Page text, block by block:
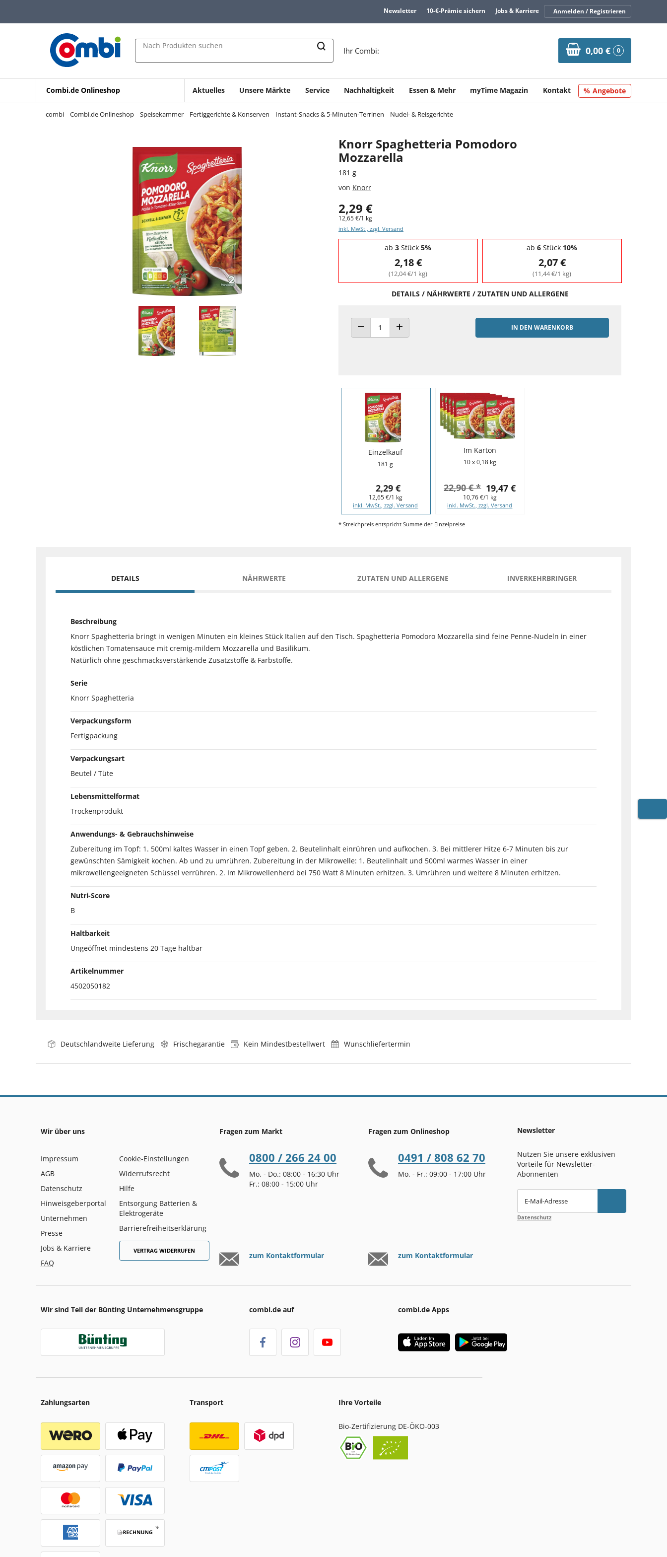
Zur Navigation springen
Zur Suche springen
Newsletter 10-€-Prämie sichern Jobs & Karriere Anmelden / Registrieren
Nach Produkten suchen
Ihr Combi: 0,00 € 0
Combi.de Onlineshop Aktuelles Unsere Märkte Service Nachhaltigkeit Essen & Mehr myTime Magazin Kontakt Angebote
combi Combi.de Onlineshop Speisekammer Fertiggerichte & Konserven Instant-Snacks & 5-Minuten-Terrinen Nudel- & Reisgerichte
Knorr Spaghetteria Pomodoro
Mozzarella
181 g
von Knorr
2,29 €
12,65 €/1 kg
inkl. MwSt., zzgl. Versand
Staffelpreise - Mengenrabatt
ab 3 Stück 5%
2,18 €
(12,04 €/1 kg)
ab 6 Stück 10%
2,07 €
(11,44 €/1 kg)
DETAILS / NÄHRWERTE / ZUTATEN UND ALLERGENE
ANZAHL VERRINGERNANZAHL ERHÖHEN
IN DEN WARENKORB
Einzelkauf
181 g
2,29 €
12,65 €/1 kg
inkl. MwSt., zzgl. Versand
Im Karton
10 x 0,18 kg
19,47 €
22,90 € *
10,76 €/1 kg
inkl. MwSt., zzgl. Versand
* Streichpreis entspricht Summe der Einzelpreise
DETAILS NÄHRWERTE ZUTATEN UND ALLERGENE INVERKEHRBRINGER
Beschreibung
Knorr Spaghetteria bringt in wenigen Minuten ein kleines Stück Italien auf den Tisch. Spaghetteria Pomodoro Mozzarella sind feine Penne-Nudeln in einer
köstlichen Tomatensauce mit cremig-mildem Mozzarella und Basilikum.
Natürlich ohne geschmacksverstärkende Zusatzstoffe & Farbstoffe.
Serie
Knorr Spaghetteria
Verpackungsform
Fertigpackung
Verpackungsart
Beutel / Tüte
Lebensmittelformat
Trockenprodukt
Anwendungs- & Gebrauchshinweise
Zubereitung im Topf: 1. 500ml kaltes Wasser in einen Topf geben. 2. Beutelinhalt einrühren und aufkochen. 3. Bei mittlerer Hitze 6-7 Minuten bis zur
gewünschten Sämigkeit kochen. Ab und zu umrühren. Zubereitung in der Mikrowelle: 1. Beutelinhalt und 500ml warmes Wasser in einer
mikrowellengeeigneten Schüssel verrühren. 2. Im Mikrowellenherd bei 750 Watt 8 Minuten erhitzen. 3. Umrühren und weitere 8 Minuten erhitzen.
Nutri-Score
B
Haltbarkeit
Ungeöffnet mindestens 20 Tage haltbar
Artikelnummer
4502050182
Deutschlandweite Lieferung Frischegarantie Kein Mindestbestellwert Wunschliefertermin
Wir über uns
Impressum
AGB
Datenschutz
Hinweisgeberportal
Unternehmen
Presse
Jobs & Karriere
FAQ
Cookie-Einstellungen
Widerrufsrecht
Hilfe
Entsorgung Batterien &
Elektrogeräte
Barrierefreiheitserklärung
VERTRAG WIDERRUFEN
Fragen zum Markt
0800 / 266 24 00
Mo. - Do.: 08:00 - 16:30 Uhr
Fr.: 08:00 - 15:00 Uhr
zum Kontaktformular
Fragen zum Onlineshop
0491 / 808 62 70
Mo. - Fr.: 09:00 - 17:00 Uhr
zum Kontaktformular
Newsletter
Nutzen Sie unsere exklusiven
Vorteile für Newsletter-
Abonnenten
E-Mail-Adresse
Datenschutz
Wir sind Teil der Bünting Unternehmensgruppe combi.de auf combi.de Apps
Zahlungsarten Transport Ihre Vorteile
Bio-Zertifizierung DE-ÖKO-003